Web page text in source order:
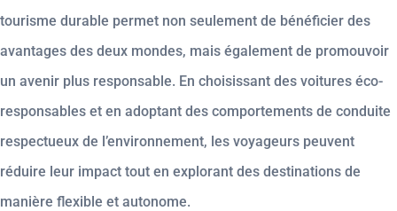
tourisme durable permet non seulement de bénéficier des
avantages des deux mondes, mais également de promouvoir
un avenir plus responsable. En choisissant des voitures éco-
responsables et en adoptant des comportements de conduite
respectueux de l’environnement, les voyageurs peuvent
réduire leur impact tout en explorant des destinations de
manière flexible et autonome.